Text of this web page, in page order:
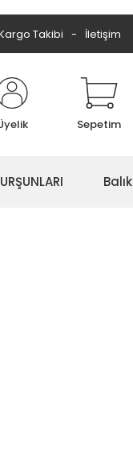
Takibi İletişim
Sepetim